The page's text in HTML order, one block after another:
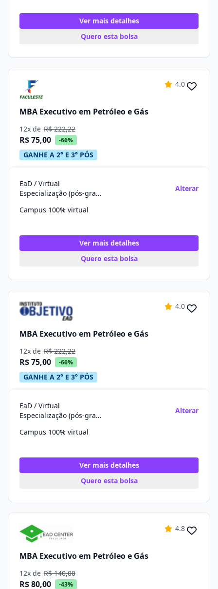
Ver mais detalhes
Quero esta bolsa
4.0
MBA Executivo em Petróleo e Gás
12x de R$ 222,22
R$ 75,00 -66%
GANHE A 2° E 3° PÓS
EaD / Virtual
Especialização (pós-graduação)
Alterar
Campus 100% virtual
Ver mais detalhes
Quero esta bolsa
4.0
MBA Executivo em Petróleo e Gás
12x de R$ 222,22
R$ 75,00 -66%
GANHE A 2° E 3° PÓS
EaD / Virtual
Especialização (pós-graduação)
Alterar
Campus 100% virtual
Ver mais detalhes
Quero esta bolsa
4.8
MBA Executivo em Petróleo e Gás
12x de R$ 140,00
R$ 80,00
-43%